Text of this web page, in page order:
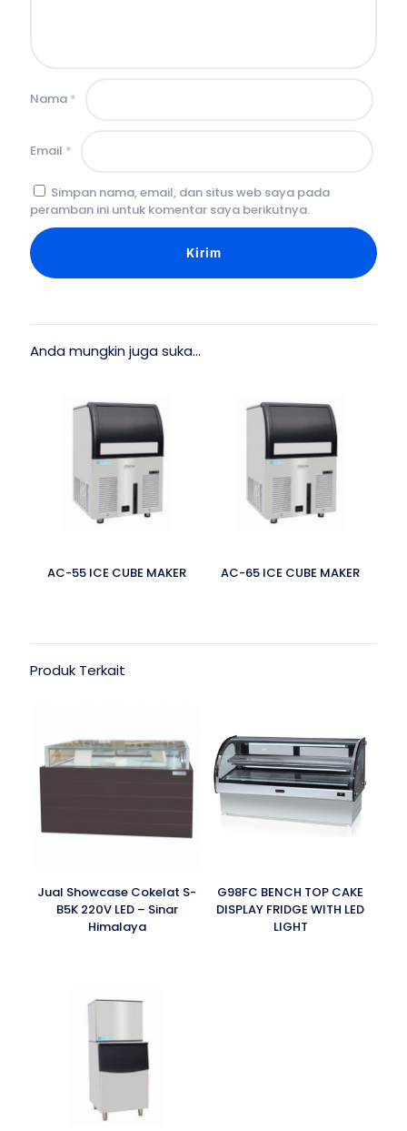
Nama *
Email *
Simpan nama, email, dan situs web saya pada
peramban ini untuk komentar saya berikutnya.
Anda mungkin juga suka…
AC-55 ICE CUBE MAKER AC-65 ICE CUBE MAKER
Produk Terkait
Jual Showcase Cokelat S-
B5K 220V LED – Sinar
Himalaya
G98FC BENCH TOP CAKE
DISPLAY FRIDGE WITH LED
LIGHT